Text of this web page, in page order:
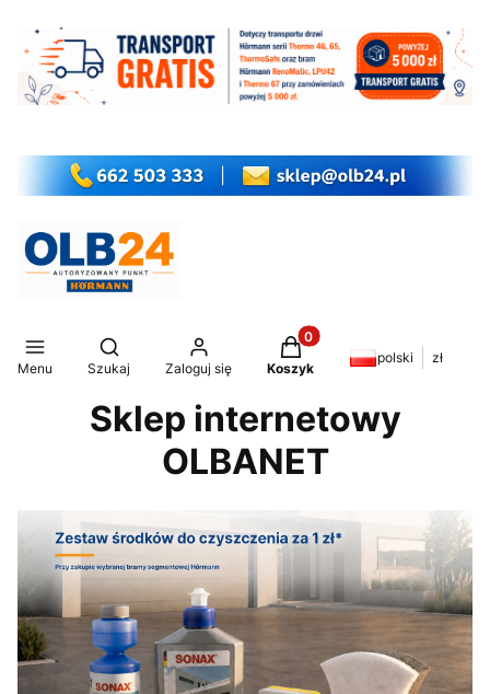
Menu
Otwórz wyszukiwarkę
Szukaj Zaloguj się
Produkty w koszyku: 0.
Koszyk
polski zł
Sklep internetowy
OLBANET